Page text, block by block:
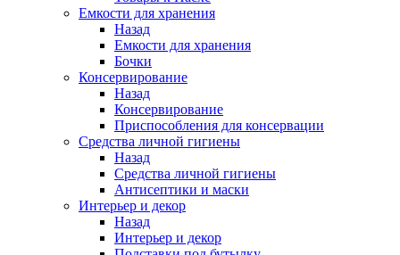
Емкости для хранения
Назад
Емкости для хранения
Бочки
Консервирование
Назад
Консервирование
Приспособления для консервации
Средства личной гигиены
Назад
Средства личной гигиены
Антисептики и маски
Интерьер и декор
Назад
Интерьер и декор